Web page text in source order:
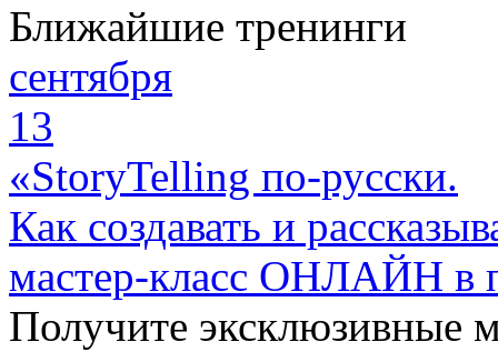
Ближайшие тренинги
сентября
13
«StoryTelling по-русски.
Как создавать и
мастер-класс ОНЛАЙН в
Получите эксклюзивные